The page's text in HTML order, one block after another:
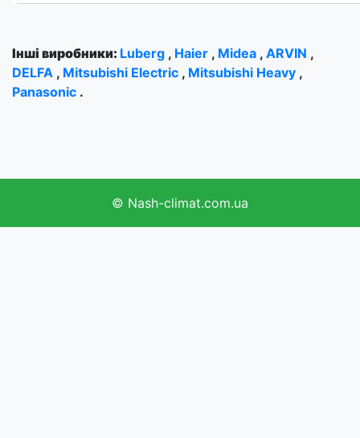
Інші виробники: Luberg , Haier , Midea , ARVIN ,
DELFA , Mitsubishi Electric , Mitsubishi Heavy ,
Panasonic .
© Nash-climat.com.ua